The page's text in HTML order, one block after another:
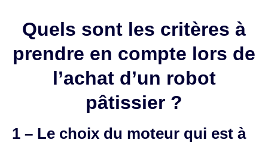
Quels sont les critères à
prendre en compte lors de
l’achat d’un robot
pâtissier ?
1 – Le choix du moteur qui est à